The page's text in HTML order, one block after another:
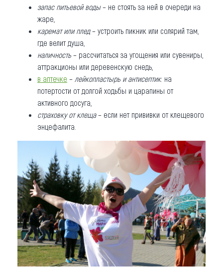
запас питьевой воды– не стоять за ней в очереди на
жаре,
каремат или плед– устроить пикник или солярий там,
где велит душа,
наличность – рассчитаться за угощения или сувениры,
аттракционы или деревенскую снедь,
в аптечке – лейкопластырь и антисептик: на
потертости от долгой ходьбы и царапины от
активного досуга,
страховку от клеща– если нет прививки от клещевого
энцефалита.